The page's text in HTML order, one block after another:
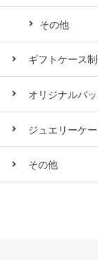
その他
ギフトケース
オリジナルバ
ジュエリーケ
その他